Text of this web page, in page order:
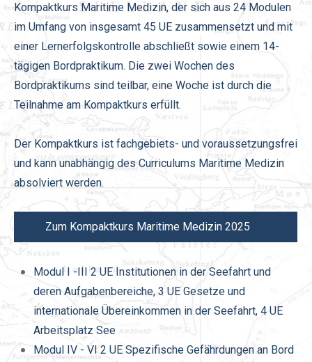
Kompaktkurs Maritime Medizin, der sich aus 24 Modulen
im Umfang von insgesamt 45 UE zusammensetzt und mit
einer Lernerfolgskontrolle abschließt sowie einem 14-
tägigen Bordpraktikum. Die zwei Wochen des
Bordpraktikums sind teilbar, eine Woche ist durch die
Teilnahme am Kompaktkurs erfüllt.
Der Kompaktkurs ist fachgebiets- und voraussetzungsfrei
und kann unabhängig des Curriculums Maritime Medizin
absolviert werden.
Zum Kompaktkurs Maritime Medizin 2025
Modul I -III 2 UE Institutionen in der Seefahrt und
deren Aufgabenbereiche, 3 UE Gesetze und
internationale Übereinkommen in der Seefahrt, 4 UE
Arbeitsplatz See
Modul IV - VI 2 UE Spezifische Gefährdungen an Bord